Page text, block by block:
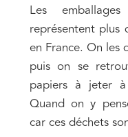
Les
représentent plus
en France. On les
puis on se
papiers à jeter
Quand on y
car ces déchets